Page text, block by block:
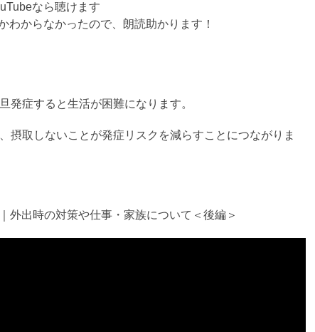
なら聴けます
わからなかったので、朗読助かります！
発症すると生活が困難になります。
摂取しないことが発症リスクを減らすことにつながりま
外出時の対策や仕事・家族について＜後編＞